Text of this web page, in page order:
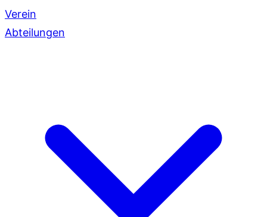
Verein
Abteilungen